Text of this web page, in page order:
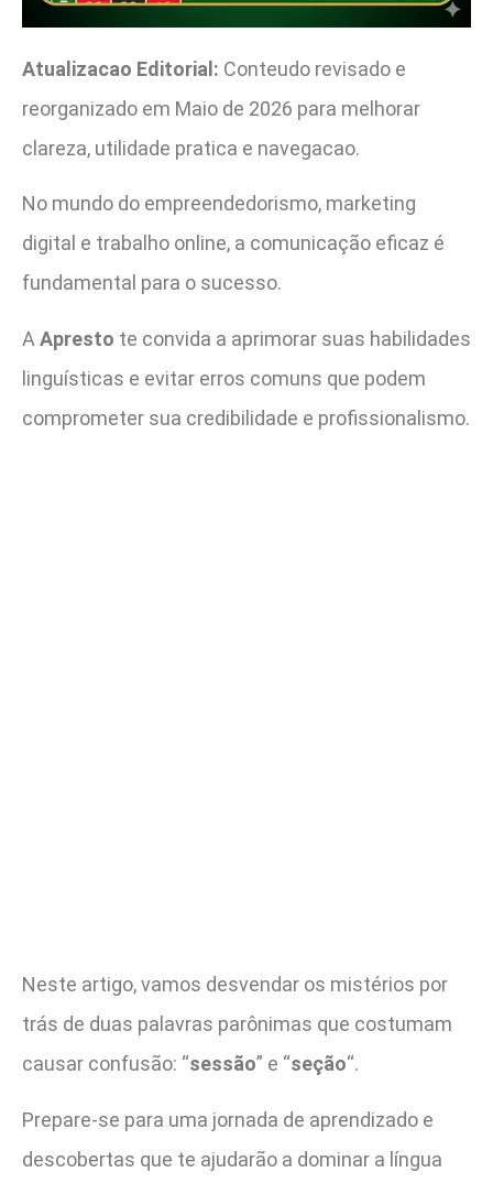
Atualizacao Editorial: Conteudo revisado e
reorganizado em Maio de 2026 para melhorar
clareza, utilidade pratica e navegacao.
No mundo do empreendedorismo, marketing
digital e trabalho online, a comunicação eficaz é
fundamental para o sucesso.
A Apresto te convida a aprimorar suas habilidades
linguísticas e evitar erros comuns que podem
comprometer sua credibilidade e profissionalismo.
Neste artigo, vamos desvendar os mistérios por
trás de duas palavras parônimas que costumam
causar confusão: “sessão” e “seção“.
Prepare-se para uma jornada de aprendizado e
descobertas que te ajudarão a dominar a língua